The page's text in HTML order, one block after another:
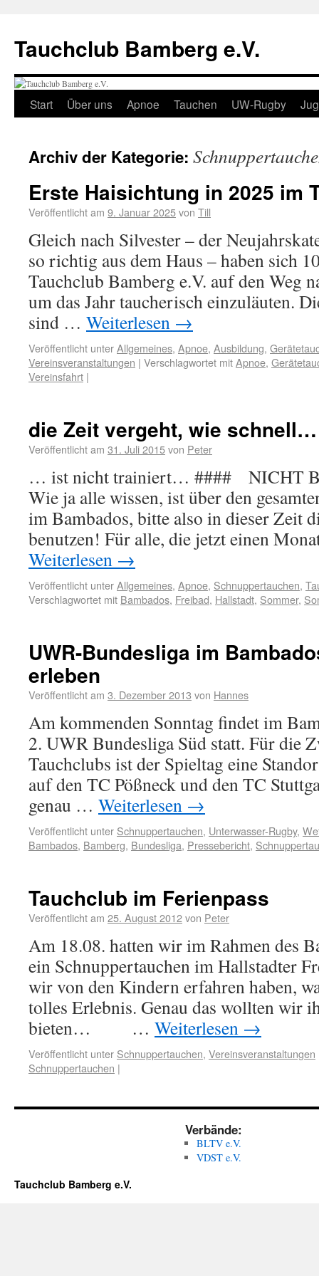
Tauchclub Bamberg e.V.
Start Über uns Apnoe Tauchen UW-Rugby
Archiv der Kategorie:
Erste Haisichtung in 2025 im
Veröffentlicht am 9. Januar 2025von Till
Gleich nach Silvester – der
so richtig aus dem Haus – haben sich
Tauchclub Bamberg e.V. auf den Weg
um das Jahr taucherisch einzuläuten.
sind … Weiterlesen →
Veröffentlicht unterAllgemeines, Apnoe, Ausbildung,
Vereinsveranstaltungen | Verschlagwortet mitApnoe,
Vereinsfahrt |
die Zeit vergeht, wie schnell…
Veröffentlicht am 31. Juli 2015von Peter
… ist nicht trainiert… #### NICHT
Wie ja alle wissen, ist über den
im Bambados, bitte also in dieser Zeit
benutzen! Für alle, die jetzt einen
Weiterlesen →
Veröffentlicht unterAllgemeines, Apnoe, Schnuppertauchen,
Verschlagwortet mit Bambados, Freibad, Hallstadt, Sommer,
UWR-Bundesliga im
erleben
Veröffentlicht am 3. Dezember 2013 von Hannes
Am kommenden Sonntag findet im
2. UWR Bundesliga Süd statt. Für die
Tauchclubs ist der Spieltag eine
auf den TC Pößneck und den TC
genau … Weiterlesen →
Veröffentlicht unter Schnuppertauchen, Unterwasser-Rugby,
Bambados, Bamberg, Bundesliga, Pressebericht,
Tauchclub im Ferienpass
Veröffentlicht am 25. August 2012von Peter
Am 18.08. hatten wir im Rahmen des
ein Schnuppertauchen im Hallstadter
wir von den Kindern erfahren haben,
tolles Erlebnis. Genau das wollten wir
bieten… … Weiterlesen →
Veröffentlicht unter Schnuppertauchen, Vereinsveranstaltungen
Schnuppertauchen |
Verbände:
BLTV e.V.
VDST e.V.
Tauchclub Bamberg e.V.